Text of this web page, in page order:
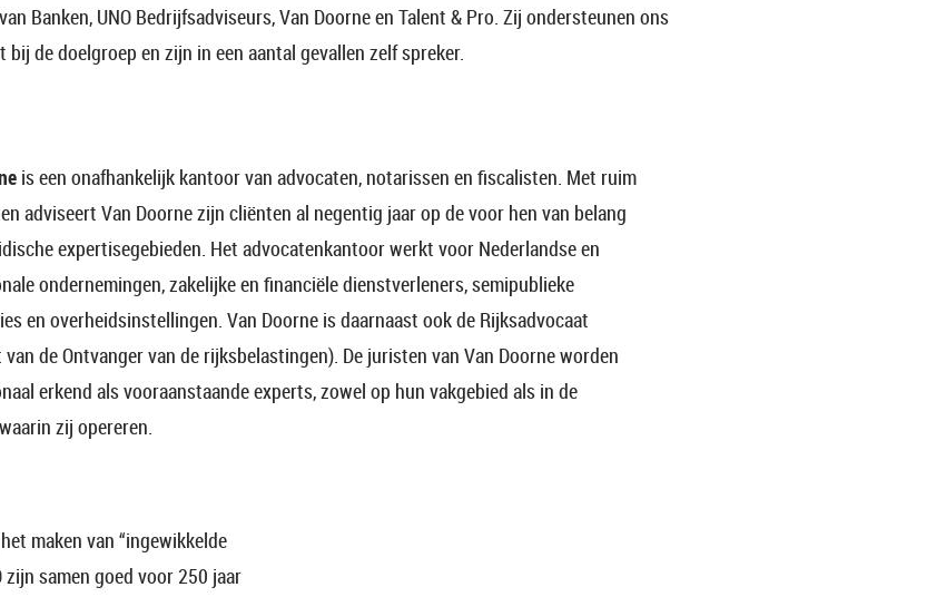
Banken, UNO Bedrijfsadviseurs, Van Doorne en Talent & Pro. Zij ondersteunen ons
de doelgroep en zijn in een aantal gevallen zelf spreker.
is een onafhankelijk kantoor van advocaten, notarissen en fiscalisten. Met ruim
adviseert Van Doorne zijn cliënten al negentig jaar op de voor hen van belang
expertisegebieden. Het advocatenkantoor werkt voor Nederlandse en
ondernemingen, zakelijke en financiële dienstverleners, semipublieke
en overheidsinstellingen. Van Doorne is daarnaast ook de Rijksadvocaat
van de Ontvanger van de rijksbelastingen). De juristen van Van Doorne worden
erkend als vooraanstaande experts, zowel op hun vakgebied als in de
zij opereren.
maken van “ingewikkelde
samen goed voor 250 jaar